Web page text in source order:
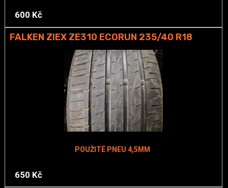
600 Kč
FALKEN ZIEX ZE310 ECORUN 235/40 R18
POUŽITÉ PNEU 4,5MM
650 Kč